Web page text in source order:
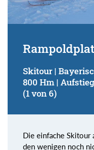
Skitour |
800 Hm |
(1 von 6)
Die einfache Skitour
den wenigen noch